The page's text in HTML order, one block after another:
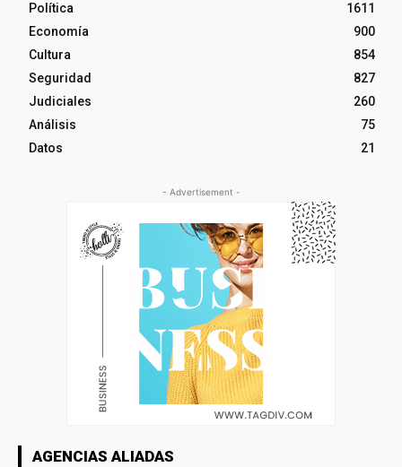
Política
1611
Economía
900
Cultura
854
Seguridad
827
Judiciales
260
Análisis
75
Datos
21
- Advertisement -
AGENCIAS ALIADAS